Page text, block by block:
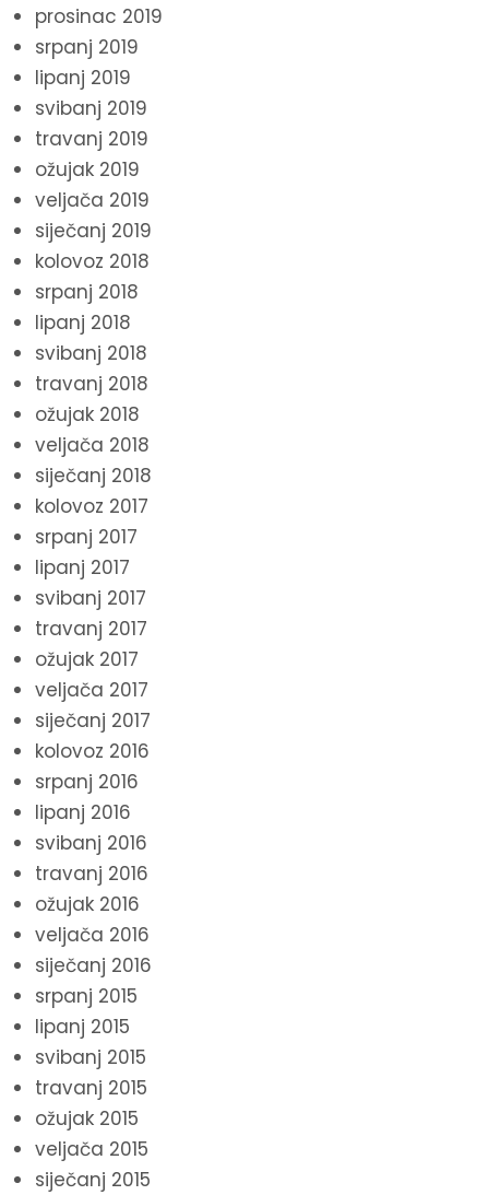
prosinac 2019
srpanj 2019
lipanj 2019
svibanj 2019
travanj 2019
ožujak 2019
veljača 2019
siječanj 2019
kolovoz 2018
srpanj 2018
lipanj 2018
svibanj 2018
travanj 2018
ožujak 2018
veljača 2018
siječanj 2018
kolovoz 2017
srpanj 2017
lipanj 2017
svibanj 2017
travanj 2017
ožujak 2017
veljača 2017
siječanj 2017
kolovoz 2016
srpanj 2016
lipanj 2016
svibanj 2016
travanj 2016
ožujak 2016
veljača 2016
siječanj 2016
srpanj 2015
lipanj 2015
svibanj 2015
travanj 2015
ožujak 2015
veljača 2015
siječanj 2015